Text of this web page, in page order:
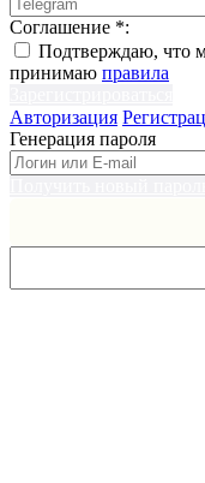
Соглашение *:
Подтверждаю, что
принимаю правила
Авторизация
Генерация пароля